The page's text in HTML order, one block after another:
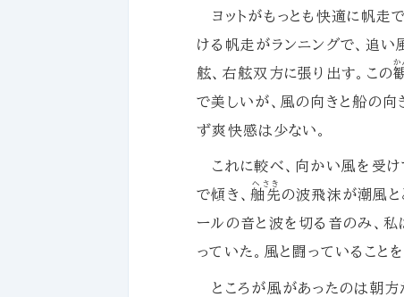
ヨットがもっとも快適に帆走
ける帆走がランニングで、追い
舷、右舷双方に張り出す。この
か
で美しいが、風の向きと船の向
ず爽快感は少ない。
これに較べ、向かい風を受け
で傾き、舳先
へさき
の波飛沫が潮風と
ールの音と波を切る音のみ、
っていた。風と闘っていること
ところが風があったのは朝方